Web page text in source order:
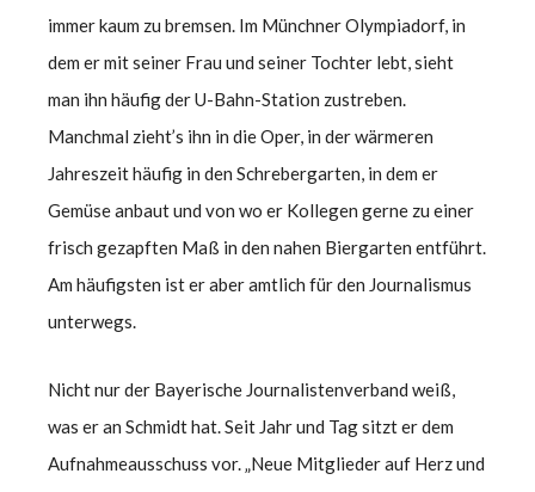
immer kaum zu bremsen. Im Münchner Olympiadorf, in
dem er mit seiner Frau und seiner Tochter lebt, sieht
man ihn häufig der U-Bahn-Station zustreben.
Manchmal zieht’s ihn in die Oper, in der wärmeren
Jahreszeit häufig in den Schrebergarten, in dem er
Gemüse anbaut und von wo er Kollegen gerne zu einer
frisch gezapften Maß in den nahen Biergarten entführt.
Am häufigsten ist er aber amtlich für den Journalismus
unterwegs.
Nicht nur der Bayerische Journalistenverband weiß,
was er an Schmidt hat. Seit Jahr und Tag sitzt er dem
Aufnahmeausschuss vor. „Neue Mitglieder auf Herz und